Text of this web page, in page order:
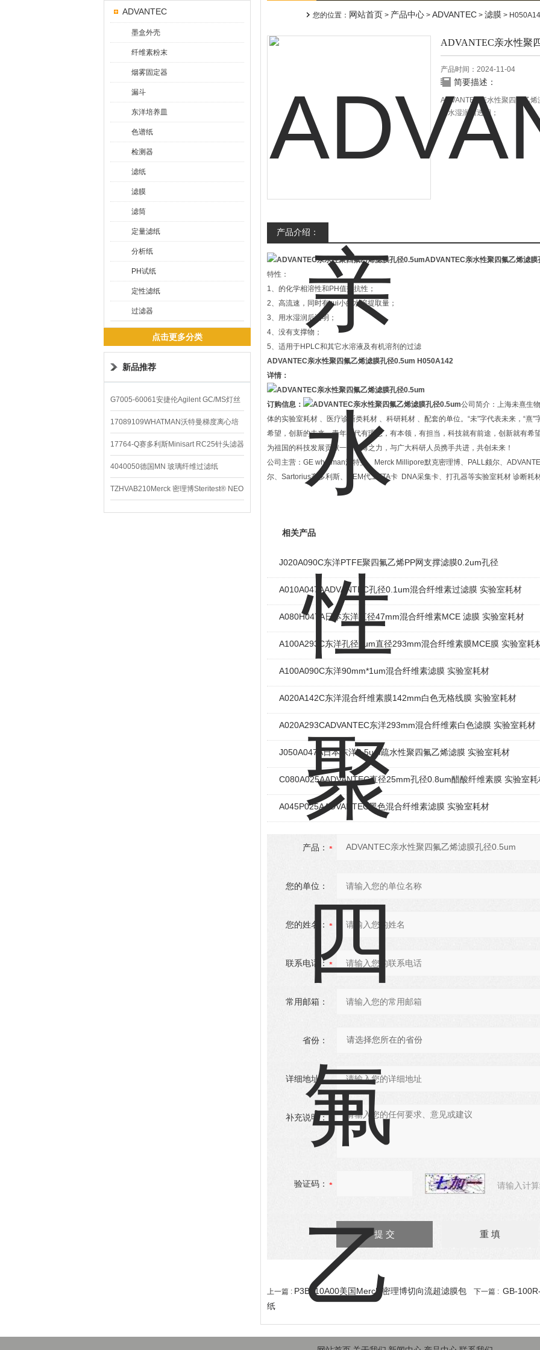
ADVANTEC
墨盒外壳
纤维素粉末
烟雾固定器
漏斗
东洋培养皿
色谱纸
检测器
滤纸
滤膜
滤筒
定量滤纸
分析纸
PH试纸
定性滤纸
过滤器
点击更多分类
新品推荐
G7005-60061安捷伦Agilent GC/MS灯丝
配件
17089109WHATMAN沃特曼梯度离心培
养基
17764-Q赛多利斯Minisart RC25针头滤器
4040050德国MN 玻璃纤维过滤纸
TZHVAB210Merck 密理博Steritest® NEO
设备
您的位置： 网站首页 > 产品中心 > ADVANTEC > 滤膜 >
ADVANTEC亲水性聚
产品时间：2024-11-04
简要描述：
ADVANTEC亲水性聚四氟乙
用水湿润后透明；
没有支撑物；
适用于HPLC和其它水溶液及
产品介绍：
ADVANTEC亲水性聚四氟乙烯滤
特性：
1、的化学相溶性和PH值抵抗性；
2、高流速，同时有zui小的水溶提取量；
3、用水湿润后透明；
4、没有支撑物；
5、适用于HPLC和其它水溶液及有机溶剂的过滤
ADVANTEC亲水性聚四氟乙烯滤膜孔径0.5um H050A142
详情：
订购信息：
公司简介：上海未熹生
体的实验室耗材 、医疗诊断类耗材 、科研耗材 、配套的单位。“未"字代表未来，“熹
希望，创新的未来，青年一代有理想，有本领，有担当，科技就有前途，创新就有希
为祖国的科技发展贡献一份绵薄之力，与广大科研人员携手共进，共创未来！
公司主营：GE whatman沃特曼、Merck Millipore默克密理博、PALL颇尔、
尔、Sartorius赛多利斯、OEM代工FTA卡 DNA采集卡、打孔器等实验室耗材 诊断耗
相关产品
J020A090C东洋PTFE聚四氟乙烯PP网支撑滤膜0.2um孔径
A010A047AADVANTEC孔径0.1um混合纤维素过滤膜 实验室耗材
A080H047A日本东洋直径47mm混合纤维素MCE 滤膜 实验室耗材
A100A293C东洋孔径1um直径293mm混合纤维素膜MCE膜 实验室耗
A100A090C东洋90mm*1um混合纤维素滤膜 实验室耗材
A020A142C东洋混合纤维素膜142mm白色无格线膜 实验室耗材
A020A293CADVANTEC东洋293mm混合纤维素白色滤膜 实验室耗材
J050A047A日本东洋0.5um疏水性聚四氟乙烯滤膜 实验室耗材
C080A025AADVANTEC直径25mm孔径0.8um醋酸纤维素膜 实验室耗
A045P025AADVANTEC黑色混合纤维素滤膜 实验室耗材
产品：
您的单位：
您的姓名：
联系电话：
常用邮箱：
省份：
详细地址：
补充说明：
验证码： 请输入计
上一篇 : P3B010A00美国Merck 密理博切向流超滤膜包 下一篇 : GB-
纸